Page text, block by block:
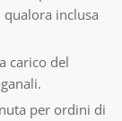
qualora inclusa
carico del
per ordini di